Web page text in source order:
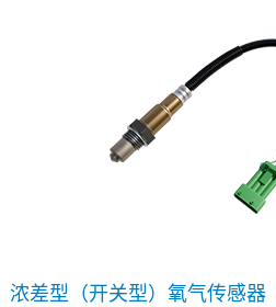
浓差型（开关型）氧气传感器